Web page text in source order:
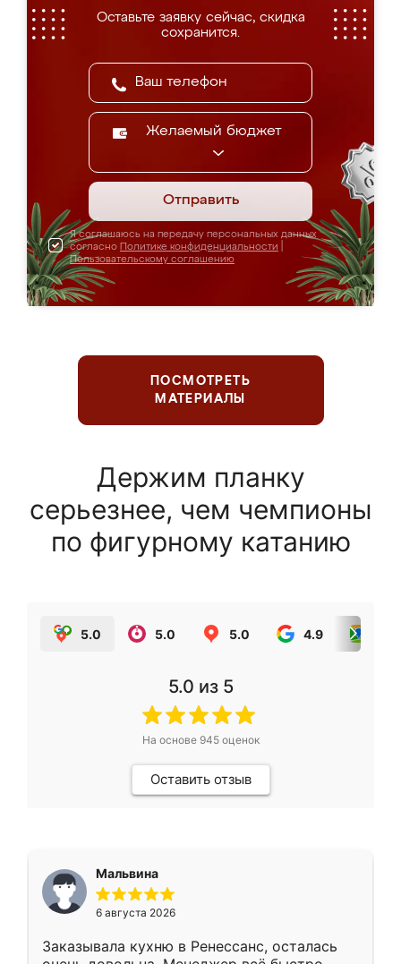
Оставьте заявку сейчас, скидка
сохранится.
Желаемый бюджет
Отправить
Я соглашаюсь на передачу персональных данных
согласно Политике конфиденциальности
Пользовательскому соглашению
ПОСМОТРЕТЬ
МАТЕРИАЛЫ
Держим планку
серьезнее, чем чемпионы
по фигурному катанию
5.0 5.0 5.0 4.9
5.0 из 5
На основе 945оценок
Оставить отзыв
Мальвина
6 августа 2026
Заказывала кухню в Ренессанс, осталась